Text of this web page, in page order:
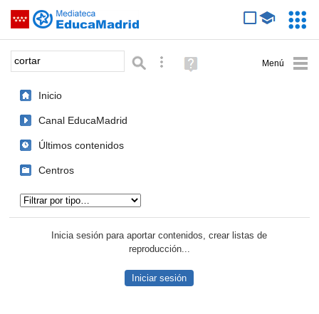
Saltar navegación
Palabra o frase: Búsqueda avanzada
Ayuda
(en
Inicio
Canal EducaMadrid
Últimos contenidos
Centros
Inicia sesión para aportar contenidos, crear listas de
reproducción...
Iniciar sesión